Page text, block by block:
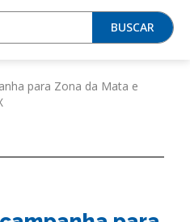
BUSCAR
para Zona da Mata e